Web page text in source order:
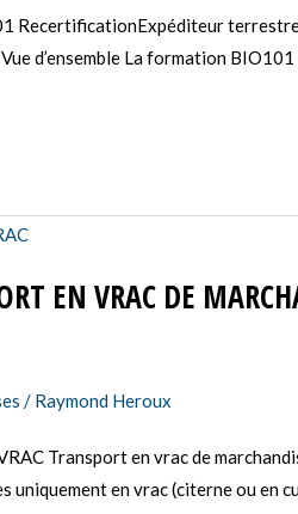
RecertificationExpéditeur
d’ensemble La formation
EN VRAC DE
/ Raymond Heroux
Transport en vrac de
uniquement en vrac (citerne ou en